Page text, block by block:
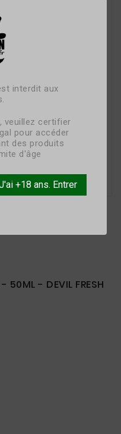
interdit aux
veuillez certifier
pour accéder
des produits
d'âge
+18 ans. Entrer

- 50ML - DEVIL FRESH